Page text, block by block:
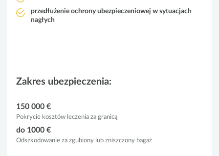
przedłużenie ochrony ubezpieczeniowej w sytuacjach
nagłych
Zakres ubezpieczenia:
150 000 €
Pokrycie kosztów leczenia za granicą
do 1000 €
Odszkodowanie za zgubiony lub zniszczony bagaż